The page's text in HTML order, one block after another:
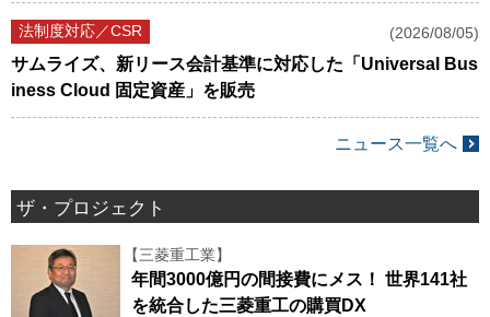
法制度対応／CSR (2026/08/05)
サムライズ、新リース会計基準に対応した「Universal Bus
iness Cloud 固定資産」を販売
ニュース一覧へ
ザ・プロジェクト
【三菱重工業】
年間3000億円の間接費にメス！ 世界141社
を統合した三菱重工の購買DX